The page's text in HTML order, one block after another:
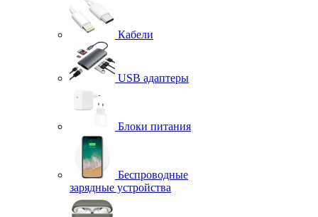
Кабели
USB адаптеры
Блоки питания
Беспроводные
зарядные устройства